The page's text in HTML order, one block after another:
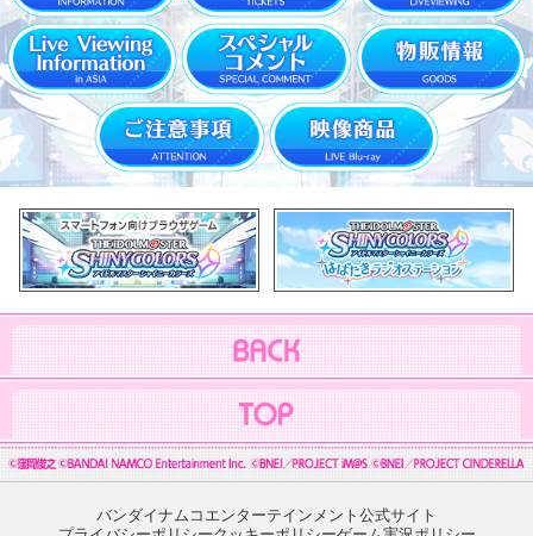
バンダイナムコエンターテインメント公式サイト